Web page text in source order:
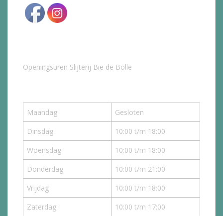
Openingsuren Slijterij Bie de Bolle
Maandag
Gesloten
Dinsdag
10:00 t/m 18:00
Woensdag
10:00 t/m 18:00
Donderdag
10:00 t/m 21:00
Vrijdag
10:00 t/m 18:00
Zaterdag
10:00 t/m 17:00